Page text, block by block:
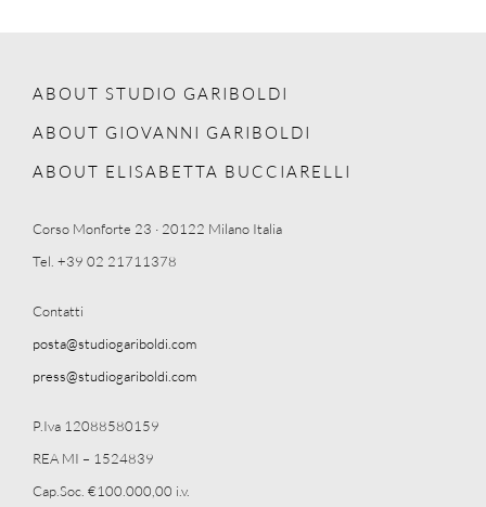
ABOUT STUDIO GARIBOLDI
ABOUT GIOVANNI GARIBOLDI
ABOUT ELISABETTA BUCCIARELLI
Corso Monforte 23 · 20122 Milano Italia
Tel. +39 02 21711378
Contatti
posta@studiogariboldi.com
press@studiogariboldi.com
P.Iva 12088580159
REA MI – 1524839
Cap.Soc. €100.000,00 i.v.